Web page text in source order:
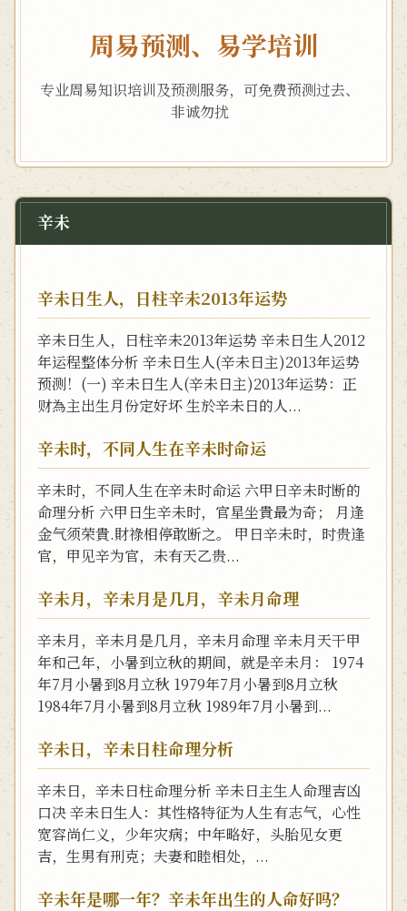
周易预测、易学培训
专业周易知识培训及预测服务，可免费预测过去、
非诚勿扰
辛未
辛未日生人，日柱辛未2013年运势
辛未日生人，日柱辛未2013年运势 辛未日生人2012
年运程整体分析 辛未日生人(辛未日主)2013年运势
预测！(一) 辛未日生人(辛未日主)2013年运势：正
财為主出生月份定好坏 生於辛未日的人...
辛未时，不同人生在辛未时命运
辛未时，不同人生在辛未时命运 六甲日辛未时断的
命理分析 六甲日生辛未时，官星坐貴最为奇； 月逢
金气须荣貴.財祿相停敢断之。 甲日辛未时，时贵逢
官，甲见辛为官，未有天乙贵...
辛未月，辛未月是几月，辛未月命理
辛未月，辛未月是几月，辛未月命理 辛未月天干甲
年和己年，小暑到立秋的期间，就是辛未月： 1974
年7月小暑到8月立秋 1979年7月小暑到8月立秋
1984年7月小暑到8月立秋 1989年7月小暑到...
辛未日，辛未日柱命理分析
辛未日，辛未日柱命理分析 辛未日主生人命理吉凶
口决 辛未日生人：其性格特征为人生有志气，心性
宽容尚仁义，少年灾病；中年略好，头胎见女更
吉，生男有刑克；夫妻和睦相处，...
辛未年是哪一年？辛未年出生的人命好吗？